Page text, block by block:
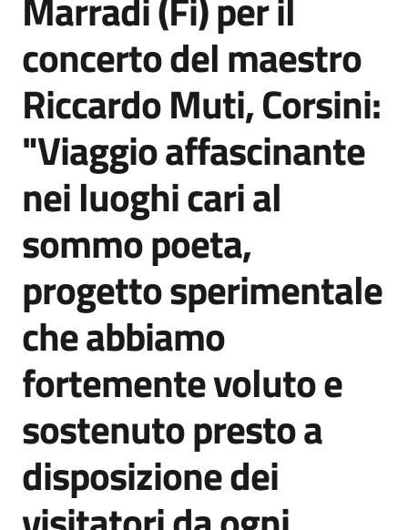
concerto del maestro
Riccardo Muti, Corsini:
"Viaggio affascinante
nei luoghi cari al
sommo poeta,
progetto sperimentale
che abbiamo
fortemente voluto e
sostenuto presto a
disposizione dei